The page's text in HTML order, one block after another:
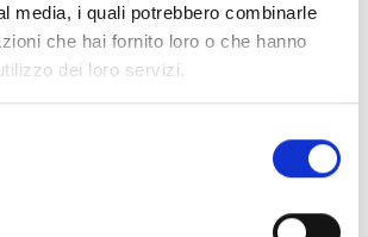
media, i quali potrebbero combinarle
che hai fornito loro o che hanno
dei loro servizi.